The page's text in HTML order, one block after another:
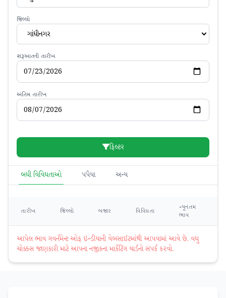
જિલ્લો
ગાંધીનગર
શરૂઆતની તારીખ
અંતિમ તારીખ
ફિલ્ટર
બધી વિવિધતાઓ પપૈયા અન્ય
તારીખ જિલ્લો બજાર વિવિધતા
ન્યૂનતમ
ભાવ
આપેલ ભાવ ગવર્નમેન્ટ ઓફ ઇન્ડીયાની વેબસાઈટમાંથી આપવામાં આવે છે. વધુ
ચોક્કસ જાણકારી માટે આપના નજીકના માર્કેટિંગ યાર્ડનો સંપર્ક કરવો.